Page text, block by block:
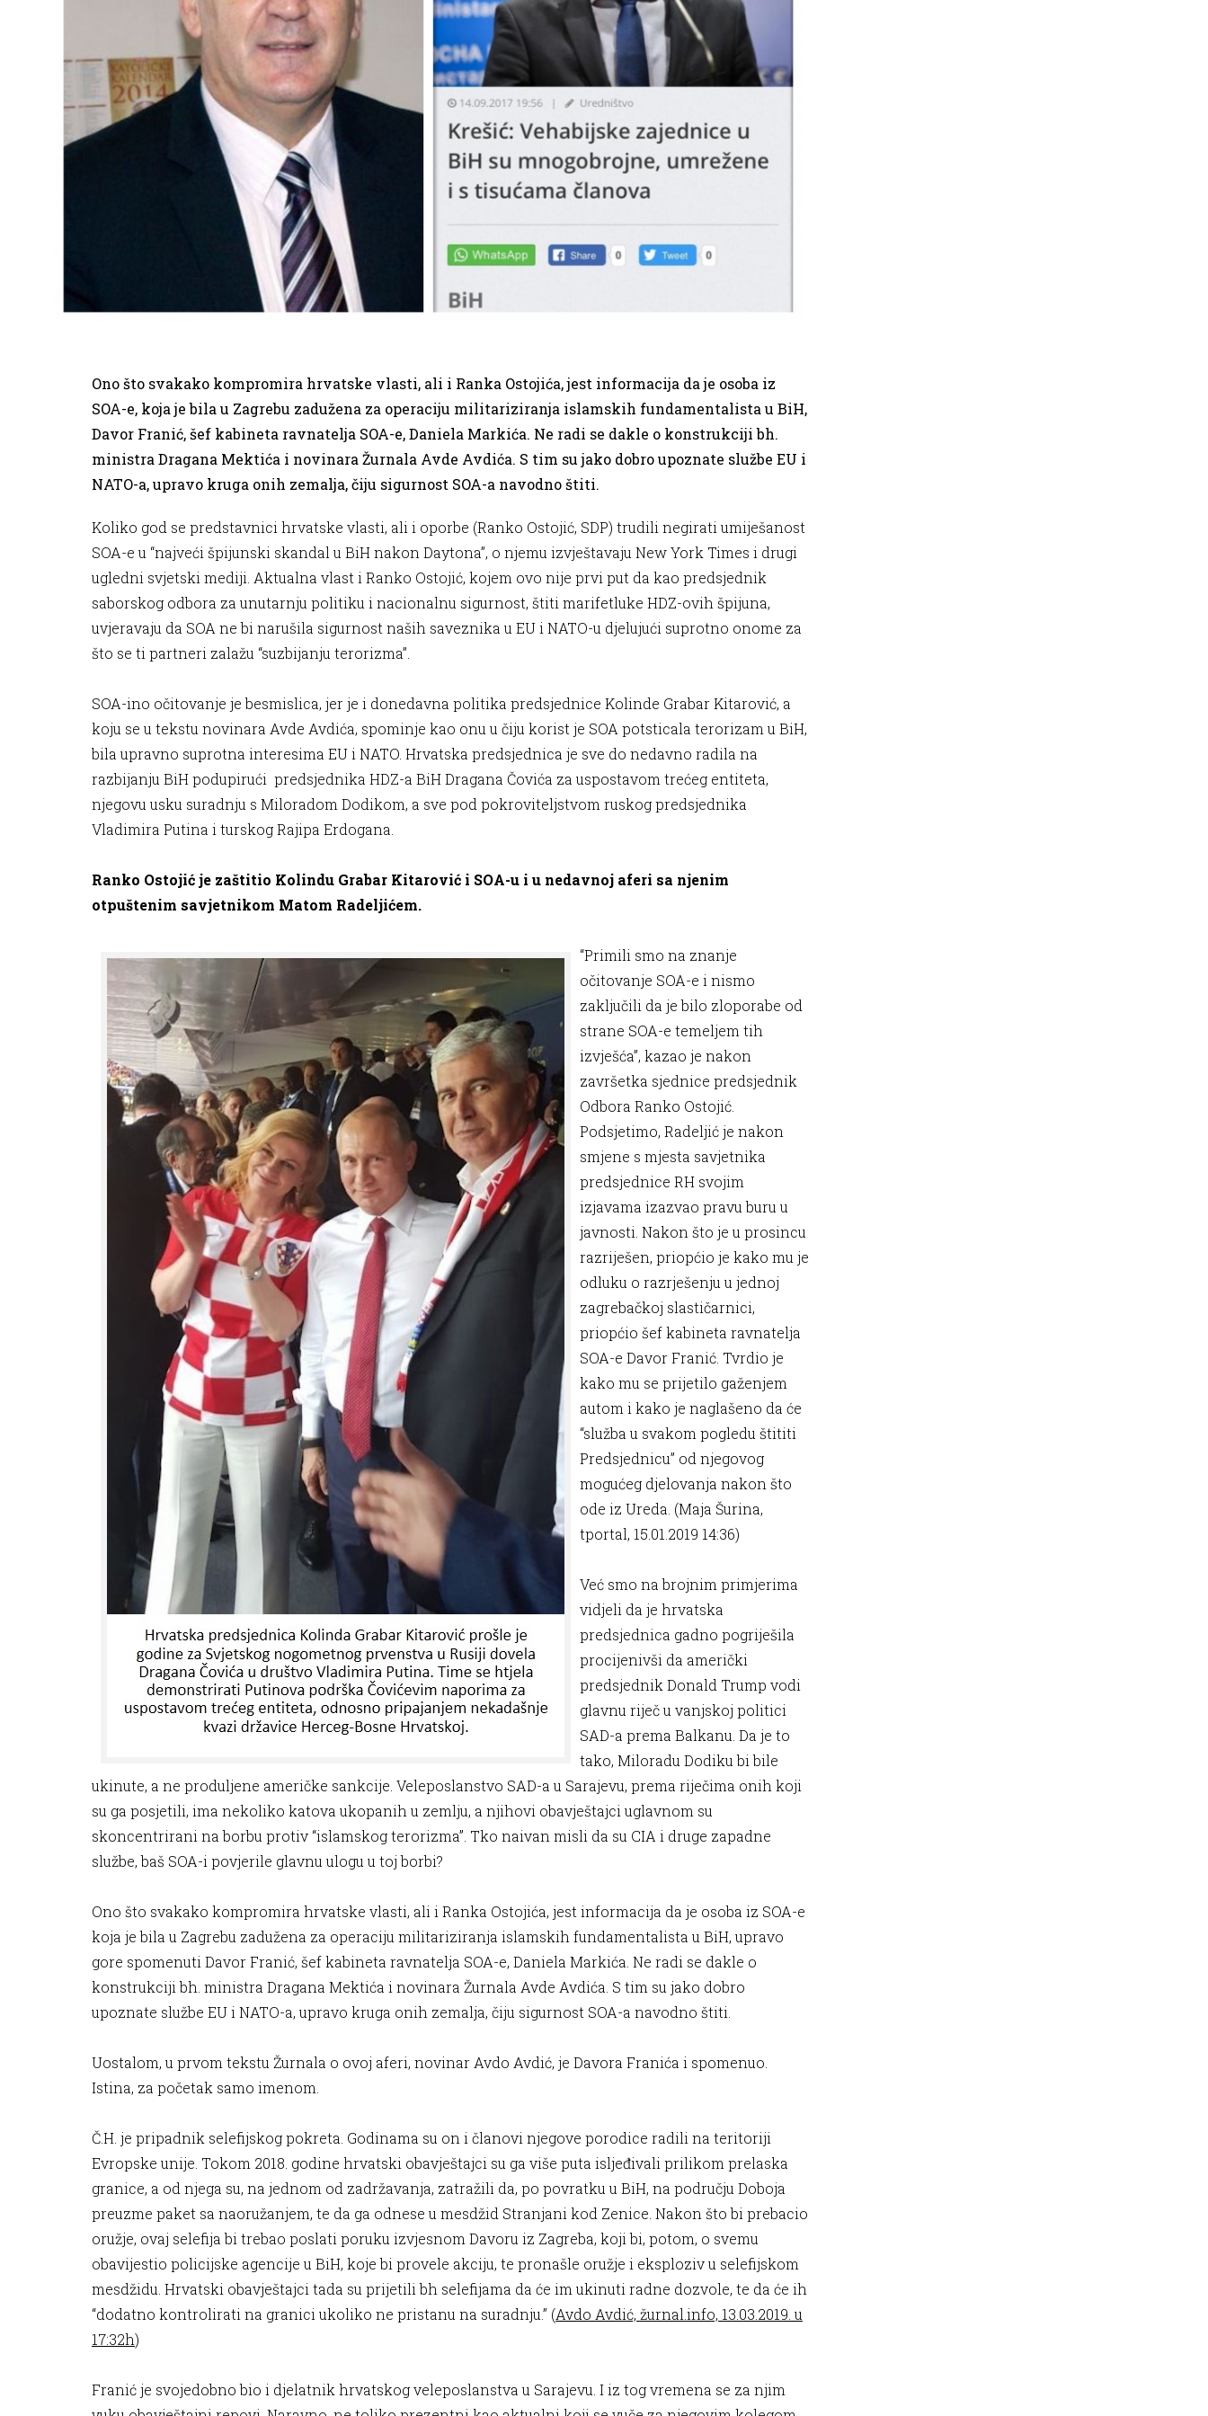
Ono što svakako kompromira hrvatske vlasti, ali i Ranka Ostojića, jest informacija da je osoba iz
SOA-e, koja je bila u Zagrebu zadužena za operaciju militariziranja islamskih fundamentalista u BiH,
Davor Franić, šef kabineta ravnatelja SOA-e, Daniela Markića. Ne radi se dakle o konstrukciji bh.
ministra Dragana Mektića i novinara Žurnala Avde Avdića. S tim su jako dobro upoznate službe EU i
NATO-a, upravo kruga onih zemalja, čiju sigurnost SOA-a navodno štiti.
Koliko god se predstavnici hrvatske vlasti, ali i oporbe (Ranko Ostojić, SDP) trudili negirati umiješanost
SOA-e u “najveći špijunski skandal u BiH nakon Daytona”, o njemu izvještavaju New York Times i drugi
ugledni svjetski mediji. Aktualna vlast i Ranko Ostojić, kojem ovo nije prvi put da kao predsjednik
saborskog odbora za unutarnju politiku i nacionalnu sigurnost, štiti marifetluke HDZ-ovih špijuna,
uvjeravaju da SOA ne bi narušila sigurnost naših saveznika u EU i NATO-u djelujući suprotno onome za
što se ti partneri zalažu “suzbijanju terorizma”.
SOA-ino očitovanje je besmislica, jer je i donedavna politika predsjednice Kolinde Grabar Kitarović, a
koju se u tekstu novinara Avde Avdića, spominje kao onu u čiju korist je SOA potsticala terorizam u BiH,
bila upravno suprotna interesima EU i NATO. Hrvatska predsjednica je sve do nedavno radila na
razbijanju BiH podupirući predsjednika HDZ-a BiH Dragana Čovića za uspostavom trećeg entiteta,
njegovu usku suradnju s Miloradom Dodikom, a sve pod pokroviteljstvom ruskog predsjednika
Vladimira Putina i turskog Rajipa Erdogana.
Ranko Ostojić je zaštitio Kolindu Grabar Kitarović i SOA-u i u nedavnoj aferi sa njenim
otpuštenim savjetnikom Matom Radeljićem.
“Primili smo na znanje
očitovanje SOA-e i nismo
zaključili da je bilo zloporabe od
strane SOA-e temeljem tih
izvješća”, kazao je nakon
završetka sjednice predsjednik
Odbora Ranko Ostojić.
Podsjetimo, Radeljić je nakon
smjene s mjesta savjetnika
predsjednice RH svojim
izjavama izazvao pravu buru u
javnosti. Nakon što je u prosincu
razriješen, priopćio je kako mu je
odluku o razrješenju u jednoj
zagrebačkoj slastičarnici,
priopćio šef kabineta ravnatelja
SOA-e Davor Franić. Tvrdio je
kako mu se prijetilo gaženjem
autom i kako je naglašeno da će
“služba u svakom pogledu štititi
Predsjednicu” od njegovog
mogućeg djelovanja nakon što
ode iz Ureda. (Maja Šurina,
tportal, 15.01.2019 14:36)
Već smo na brojnim primjerima
vidjeli da je hrvatska
predsjednica gadno pogriješila
procijenivši da američki
predsjednik Donald Trump vodi
glavnu riječ u vanjskoj politici
SAD-a prema Balkanu. Da je to
tako, Miloradu Dodiku bi bile
ukinute, a ne produljene američke sankcije. Veleposlanstvo SAD-a u Sarajevu, prema riječima onih koji
su ga posjetili, ima nekoliko katova ukopanih u zemlju, a njihovi obavještajci uglavnom su
skoncentrirani na borbu protiv “islamskog terorizma”. Tko naivan misli da su CIA i druge zapadne
službe, baš SOA-i povjerile glavnu ulogu u toj borbi?
Ono što svakako kompromira hrvatske vlasti, ali i Ranka Ostojića, jest informacija da je osoba iz SOA-e
koja je bila u Zagrebu zadužena za operaciju militariziranja islamskih fundamentalista u BiH, upravo
gore spomenuti Davor Franić, šef kabineta ravnatelja SOA-e, Daniela Markića. Ne radi se dakle o
konstrukciji bh. ministra Dragana Mektića i novinara Žurnala Avde Avdića. S tim su jako dobro
upoznate službe EU i NATO-a, upravo kruga onih zemalja, čiju sigurnost SOA-a navodno štiti.
Uostalom, u prvom tekstu Žurnala o ovoj aferi, novinar Avdo Avdić, je Davora Franića i spomenuo.
Istina, za početak samo imenom.
Č.H. je pripadnik selefijskog pokreta. Godinama su on i članovi njegove porodice radili na teritoriji
Evropske unije. Tokom 2018. godine hrvatski obavještajci su ga više puta isljeđivali prilikom prelaska
granice, a od njega su, na jednom od zadržavanja, zatražili da, po povratku u BiH, na području Doboja
preuzme paket sa naoružanjem, te da ga odnese u mesdžid Stranjani kod Zenice. Nakon što bi prebacio
oružje, ovaj selefija bi trebao poslati poruku izvjesnom Davoru iz Zagreba, koji bi, potom, o svemu
obavijestio policijske agencije u BiH, koje bi provele akciju, te pronašle oružje i eksploziv u selefijskom
mesdžidu. Hrvatski obavještajci tada su prijetili bh selefijama da će im ukinuti radne dozvole, te da će ih
“dodatno kontrolirati na granici ukoliko ne pristanu na suradnju.” (Avdo Avdić, žurnal.info, 13.03.2019. u
17:32h)
Franić je svojedobno bio i djelatnik hrvatskog veleposlanstva u Sarajevu. I iz tog vremena se za njim